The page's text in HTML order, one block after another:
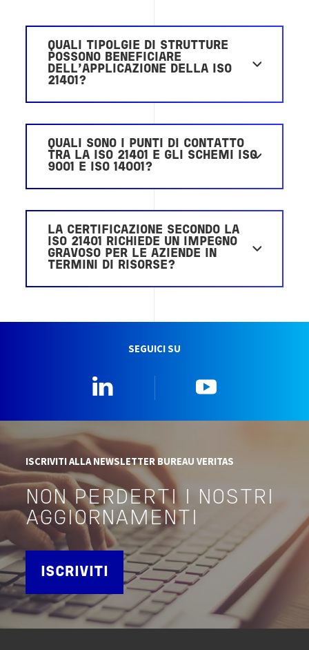
QUALI TIPOLGIE DI STRUTTURE
POSSONO BENEFICIARE
DELL'APPLICAZIONE DELLA ISO
21401?
QUALI SONO I PUNTI DI CONTATTO
TRA LA ISO 21401 E GLI SCHEMI ISO
9001 E ISO 14001?
LA CERTIFICAZIONE SECONDO LA
ISO 21401 RICHIEDE UN IMPEGNO
GRAVOSO PER LE AZIENDE IN
TERMINI DI RISORSE?
SEGUICI SU
ISCRIVITI ALLA NEWSLETTER BUREAU VERITAS
NON PERDERTI I NOSTRI
AGGIORNAMENTI
ISCRIVITI